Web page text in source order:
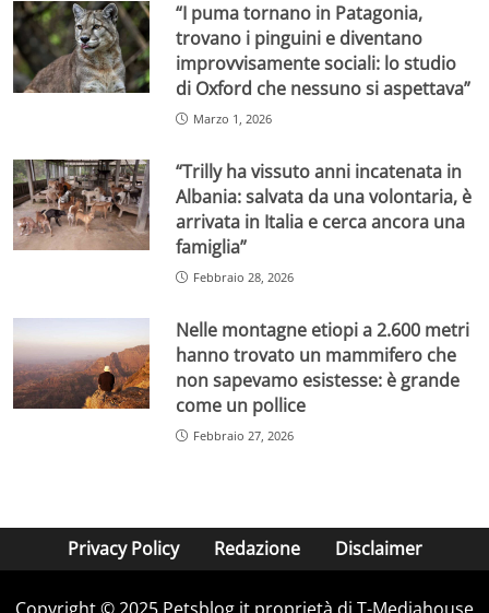
“I puma tornano in Patagonia,
trovano i pinguini e diventano
improvvisamente sociali: lo studio
di Oxford che nessuno si aspettava”
Marzo 1, 2026
“Trilly ha vissuto anni incatenata in
Albania: salvata da una volontaria, è
arrivata in Italia e cerca ancora una
famiglia”
Febbraio 28, 2026
Nelle montagne etiopi a 2.600 metri
hanno trovato un mammifero che
non sapevamo esistesse: è grande
come un pollice
Febbraio 27, 2026
Privacy Policy Redazione Disclaimer